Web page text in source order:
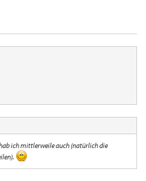
ich mittlerweile auch (natürlich die